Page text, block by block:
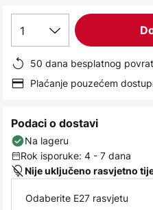
1
50 dana besplatnog
Plaćanje pouzećem
Podaci o dostavi
Na lageru
Rok isporuke: 4 - 7 dana
Nije uključeno rasvjetno
Odaberite E27 rasvjetu